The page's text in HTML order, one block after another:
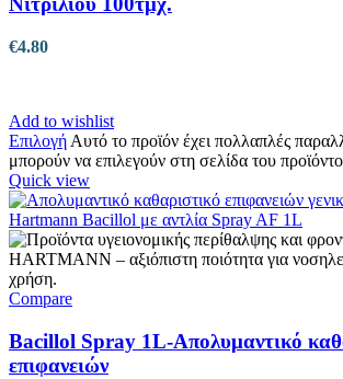
€4.80
Add to wishlist
Επιλογή Αυτό το προϊόν έχει πολλαπλές
μπορούν να επιλεγούν στη σελίδα του
Quick view
Compare
Bacillol Spray 1L-Απολυμαντικό
επιφανειών